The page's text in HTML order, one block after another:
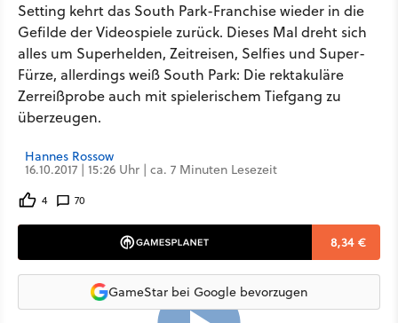
Setting kehrt das South Park-Franchise wieder in die
Gefilde der Videospiele zurück. Dieses Mal dreht sich
alles um Superhelden, Zeitreisen, Selfies und Super-
Fürze, allerdings weiß South Park: Die rektakuläre
Zerreißprobe auch mit spielerischem Tiefgang zu
überzeugen.
Hannes Rossow
16.10.2017 | 15:26 Uhr | ca. 7 Minuten Lesezeit
4 70
8,34 €
GameStar bei Google bevorzugen
0